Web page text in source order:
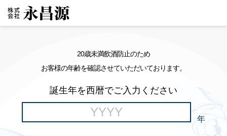
20歳未満飲酒防止のため
お客様の年齢を確認させていただいております。
誕生年を西暦でご入力ください
年